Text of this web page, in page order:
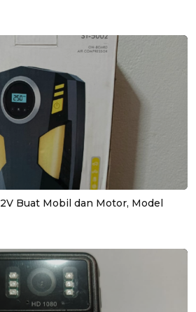
Buat Mobil dan Motor, Model